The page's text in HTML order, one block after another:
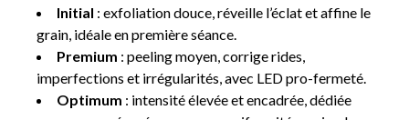
Initial : exfoliation douce, réveille l’éclat et affine le
grain, idéale en première séance.
Premium : peeling moyen, corrige rides,
imperfections et irrégularités, avec LED pro-fermeté.
Optimum : intensité élevée et encadrée, dédiée